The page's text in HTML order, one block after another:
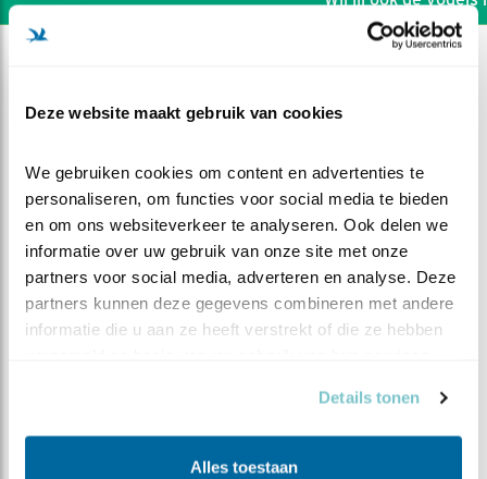
Deze website maakt gebruik van cookies
We gebruiken cookies om content en advertenties te
personaliseren, om functies voor social media te bieden
en om ons websiteverkeer te analyseren. Ook delen we
informatie over uw gebruik van onze site met onze
partners voor social media, adverteren en analyse. Deze
partners kunnen deze gegevens combineren met andere
informatie die u aan ze heeft verstrekt of die ze hebben
Details tonen
Alles toestaan
De natuur is onvoorspelbaar